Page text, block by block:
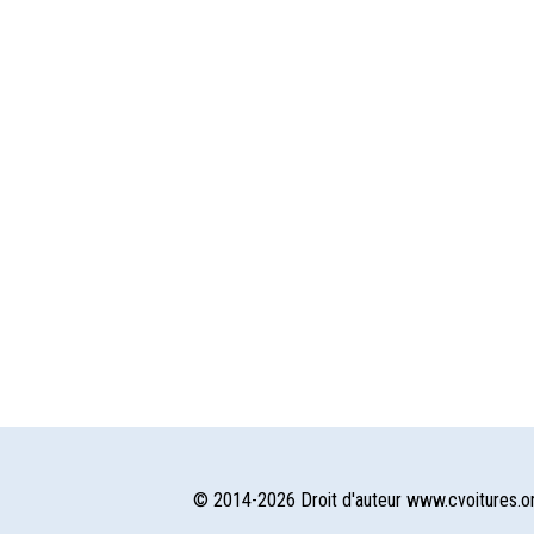
© 2014-2026 Droit d'auteur